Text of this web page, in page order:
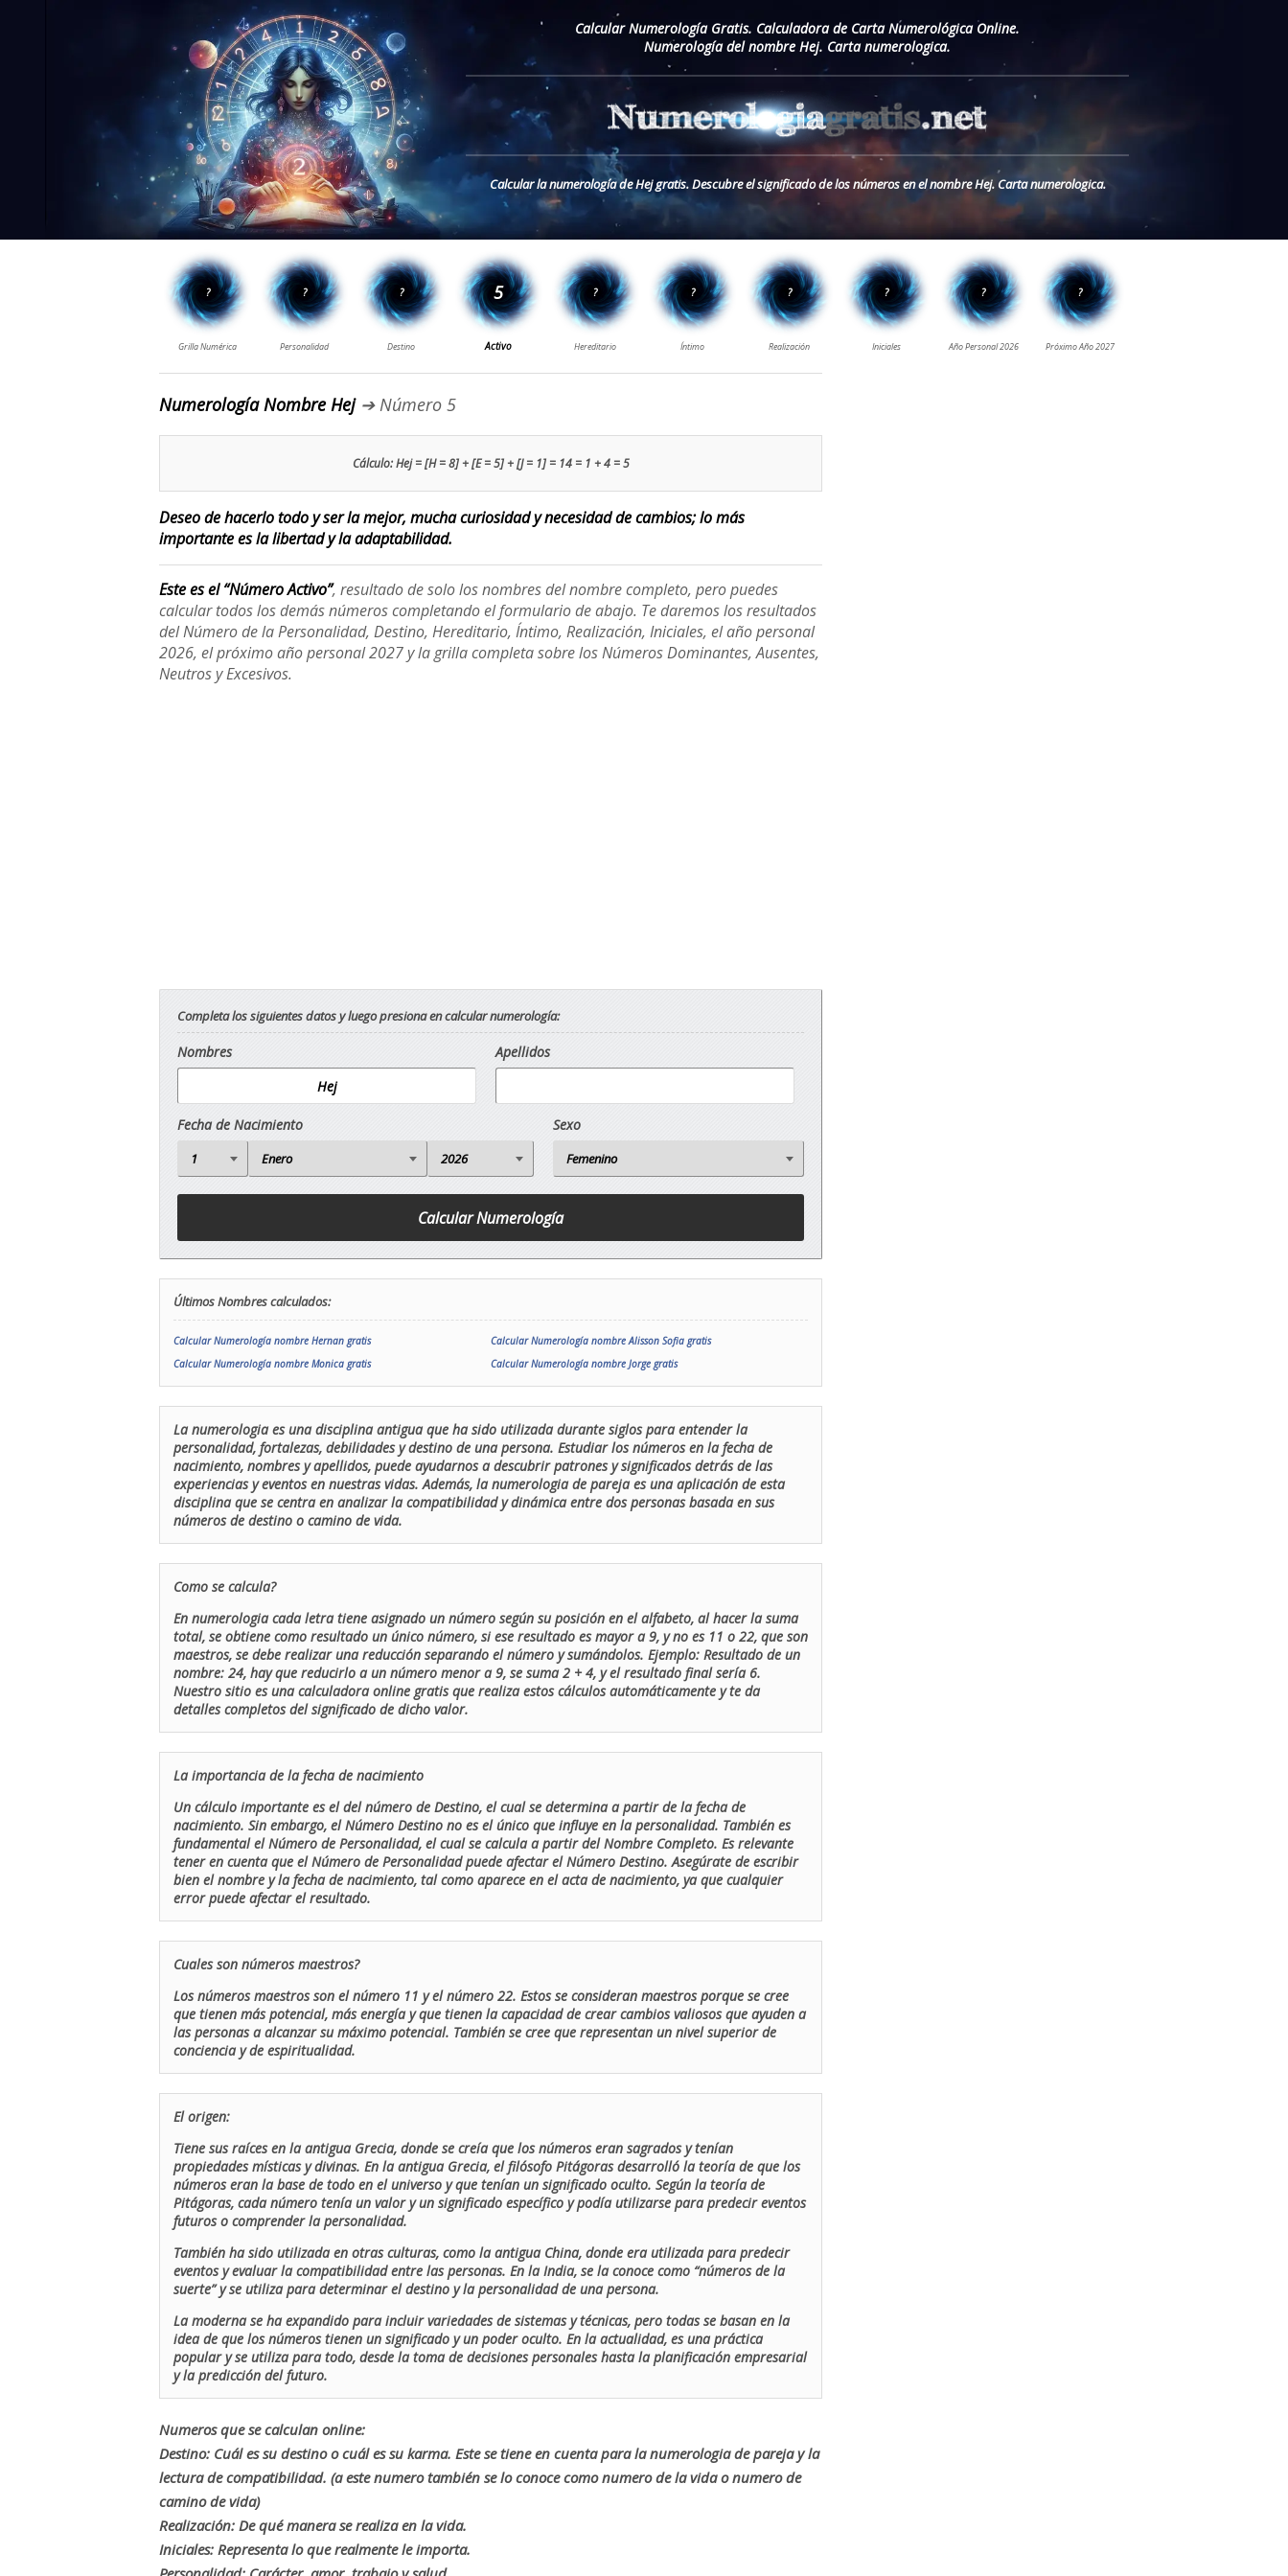
Calcular Numerología Gratis. Calculadora de Carta Numerológica Online.
Numerología del nombre Hej. Carta numerologica.
Calcular la numerología de Hej gratis. Descubre el significado de los números en el nombre Hej. Carta numerologica.
Numerología Nombre Hej➔ Número 5
Cálculo: Hej = [H = 8] + [E = 5] + [J = 1] = 14 = 1 + 4 = 5
Deseo de hacerlo todo y ser la mejor, mucha curiosidad y necesidad de cambios; lo más
importante es la libertad y la adaptabilidad.
Este es el “Número Activo”, resultado de solo los nombres del nombre completo, pero puedes
calcular todos los demás números completando el formulario de abajo. Te daremos los resultados
del Número de la Personalidad, Destino, Hereditario, Íntimo, Realización, Iniciales, el año personal
2026, el próximo año personal 2027 y la grilla completa sobre los Números Dominantes, Ausentes,
Neutros y Excesivos.
Completa los siguientes datos y luego presiona en calcular numerología:
Nombres Apellidos
Fecha de Nacimiento Sexo
Últimos Nombres calculados:
Calcular Numerología nombre Hernan gratis
Calcular Numerología nombre Alisson Sofia gratis
Calcular Numerología nombre Monica gratis
Calcular Numerología nombre Jorge gratis
La numerologia es una disciplina antigua que ha sido utilizada durante siglos para entender la
personalidad, fortalezas, debilidades y destino de una persona. Estudiar los números en la fecha de
nacimiento, nombres y apellidos, puede ayudarnos a descubrir patrones y significados detrás de las
experiencias y eventos en nuestras vidas. Además, la numerologia de pareja es una aplicación de esta
disciplina que se centra en analizar la compatibilidad y dinámica entre dos personas basada en sus
números de destino o camino de vida.
Como se calcula?
En numerologia cada letra tiene asignado un número según su posición en el alfabeto, al hacer la suma
total, se obtiene como resultado un único número, si ese resultado es mayor a 9, y no es 11 o 22, que son
maestros, se debe realizar una reducción separando el número y sumándolos. Ejemplo: Resultado de un
nombre: 24, hay que reducirlo a un número menor a 9, se suma 2 + 4, y el resultado final sería 6.
Nuestro sitio es una calculadora online gratis que realiza estos cálculos automáticamente y te da
detalles completos del significado de dicho valor.
La importancia de la fecha de nacimiento
Un cálculo importante es el del número de Destino, el cual se determina a partir de la fecha de
nacimiento. Sin embargo, el Número Destino no es el único que influye en la personalidad. También es
fundamental el Número de Personalidad, el cual se calcula a partir del Nombre Completo. Es relevante
tener en cuenta que el Número de Personalidad puede afectar el Número Destino. Asegúrate de escribir
bien el nombre y la fecha de nacimiento, tal como aparece en el acta de nacimiento, ya que cualquier
error puede afectar el resultado.
Cuales son números maestros?
Los números maestros son el número 11 y el número 22. Estos se consideran maestros porque se cree
que tienen más potencial, más energía y que tienen la capacidad de crear cambios valiosos que ayuden a
las personas a alcanzar su máximo potencial. También se cree que representan un nivel superior de
conciencia y de espiritualidad.
El origen:
Tiene sus raíces en la antigua Grecia, donde se creía que los números eran sagrados y tenían
propiedades místicas y divinas. En la antigua Grecia, el filósofo Pitágoras desarrolló la teoría de que los
números eran la base de todo en el universo y que tenían un significado oculto. Según la teoría de
Pitágoras, cada número tenía un valor y un significado específico y podía utilizarse para predecir eventos
futuros o comprender la personalidad.
También ha sido utilizada en otras culturas, como la antigua China, donde era utilizada para predecir
eventos y evaluar la compatibilidad entre las personas. En la India, se la conoce como “números de la
suerte” y se utiliza para determinar el destino y la personalidad de una persona.
La moderna se ha expandido para incluir variedades de sistemas y técnicas, pero todas se basan en la
idea de que los números tienen un significado y un poder oculto. En la actualidad, es una práctica
popular y se utiliza para todo, desde la toma de decisiones personales hasta la planificación empresarial
y la predicción del futuro.
Numeros que se calculan online:
Destino: Cuál es su destino o cuál es su karma. Este se tiene en cuenta para la numerologia de pareja y la
lectura de compatibilidad. (a este numero también se lo conoce como numero de la vida o numero de
camino de vida)
Realización: De qué manera se realiza en la vida.
Iniciales: Representa lo que realmente le importa.